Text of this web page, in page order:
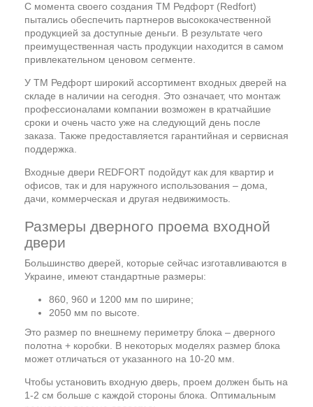
С момента своего создания ТМ Редфорт (Redfort)
пытались обеспечить партнеров высококачественной
продукцией за доступные деньги. В результате чего
преимущественная часть продукции находится в самом
привлекательном ценовом сегменте.
У ТМ Редфорт широкий ассортимент входных дверей на
складе в наличии на сегодня. Это означает, что монтаж
профессионалами компании возможен в кратчайшие
сроки и очень часто уже на следующий день после
заказа. Также предоставляется гарантийная и сервисная
поддержка.
Входные двери REDFORT подойдут как для квартир и
офисов, так и для наружного использования – дома,
дачи, коммерческая и другая недвижимость.
Размеры дверного проема входной
двери
Большинство дверей, которые сейчас изготавливаются в
Украине, имеют стандартные размеры:
860, 960 и 1200 мм по ширине;
2050 мм по высоте.
Это размер по внешнему периметру блока – дверного
полотна + коробки. В некоторых моделях размер блока
может отличаться от указанного на 10-20 мм.
Чтобы установить входную дверь, проем должен быть на
1-2 см больше с каждой стороны блока. Оптимальным